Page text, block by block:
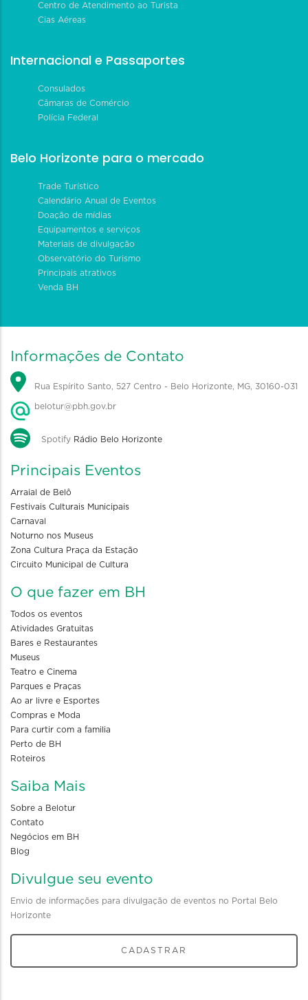
Centro de Atendimento ao Turista
Cias Aéreas
Internacional e Passaportes
Consulados
Câmaras de Comércio
Polícia Federal
Belo Horizonte para o mercado
Trade Turístico
Calendário Anual de Eventos
Doação de mídias
Equipamentos e serviços
Materiais de divulgação
Observatório do Turismo
Principais atrativos
Venda BH
Informações de Contato
Rua Espírito Santo, 527 Centro - Belo Horizonte, MG, 30160-031
belotur@pbh.gov.br
Spotify Rádio Belo Horizonte
Principais Eventos
Arraial de Belô
Festivais Culturais Municipais
Carnaval
Noturno nos Museus
Zona Cultura Praça da Estação
Circuito Municipal de Cultura
O que fazer em BH
Todos os eventos
Atividades Gratuitas
Bares e Restaurantes
Museus
Teatro e Cinema
Parques e Praças
Ao ar livre e Esportes
Compras e Moda
Para curtir com a familia
Perto de BH
Roteiros
Saiba Mais
Sobre a Belotur
Contato
Negócios em BH
Blog
Divulgue seu evento
Envio de informações para divulgação de eventos no Portal Belo
Horizonte
CADASTRAR